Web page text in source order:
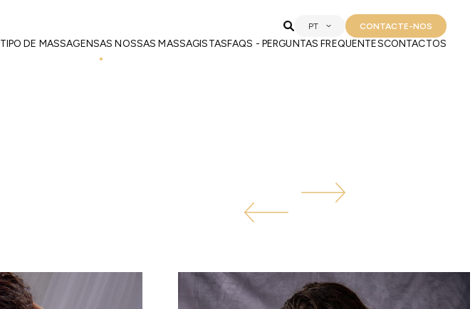
PT CONTACTE-NOS
TIPO DE MASSAGENSAS NOSSAS MASSAGISTASFAQS - PERGUNTAS FREQUENTESCONTACTOS